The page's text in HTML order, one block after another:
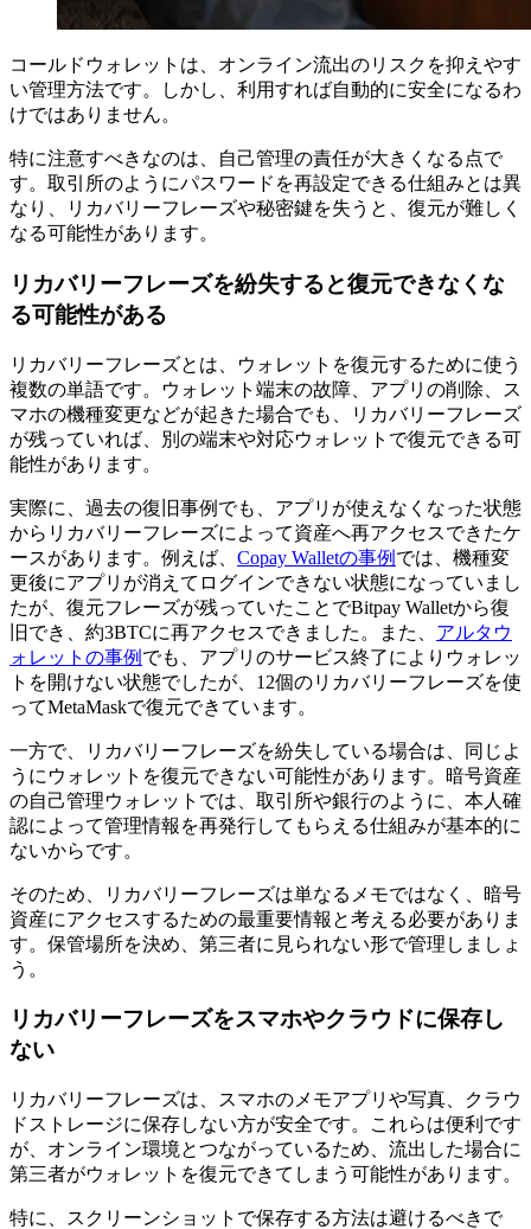
コールドウォレットは、オンライン流出のリスクを抑えやす
い管理方法です。しかし、利用すれば自動的に安全になるわ
けではありません。
特に注意すべきなのは、自己管理の責任が大きくなる点で
す。取引所のようにパスワードを再設定できる仕組みとは異
なり、リカバリーフレーズや秘密鍵を失うと、復元が難しく
なる可能性があります。
リカバリーフレーズを紛失すると復元できなくな
る可能性がある
リカバリーフレーズとは、ウォレットを復元するために使う
複数の単語です。ウォレット端末の故障、アプリの削除、ス
マホの機種変更などが起きた場合でも、リカバリーフレーズ
が残っていれば、別の端末や対応ウォレットで復元できる可
能性があります。
実際に、過去の復旧事例でも、アプリが使えなくなった状態
からリカバリーフレーズによって資産へ再アクセスできたケ
ースがあります。例えば、 Copay Walletの事例 では、機種変
更後にアプリが消えてログインできない状態になっていまし
たが、復元フレーズが残っていたことでBitpay Walletから復
旧でき、約3BTCに再アクセスできました。また、 アルタウ
ォレットの事例 でも、アプリのサービス終了によりウォレッ
トを開けない状態でしたが、12個のリカバリーフレーズを使
ってMetaMaskで復元できています。
一方で、リカバリーフレーズを紛失している場合は、同じよ
うにウォレットを復元できない可能性があります。暗号資産
の自己管理ウォレットでは、取引所や銀行のように、本人確
認によって管理情報を再発行してもらえる仕組みが基本的に
ないからです。
そのため、リカバリーフレーズは単なるメモではなく、暗号
資産にアクセスするための最重要情報と考える必要がありま
す。保管場所を決め、第三者に見られない形で管理しましょ
う。
リカバリーフレーズをスマホやクラウドに保存し
ない
リカバリーフレーズは、スマホのメモアプリや写真、クラウ
ドストレージに保存しない方が安全です。これらは便利です
が、オンライン環境とつながっているため、流出した場合に
第三者がウォレットを復元できてしまう可能性があります。
特に、スクリーンショットで保存する方法は避けるべきで